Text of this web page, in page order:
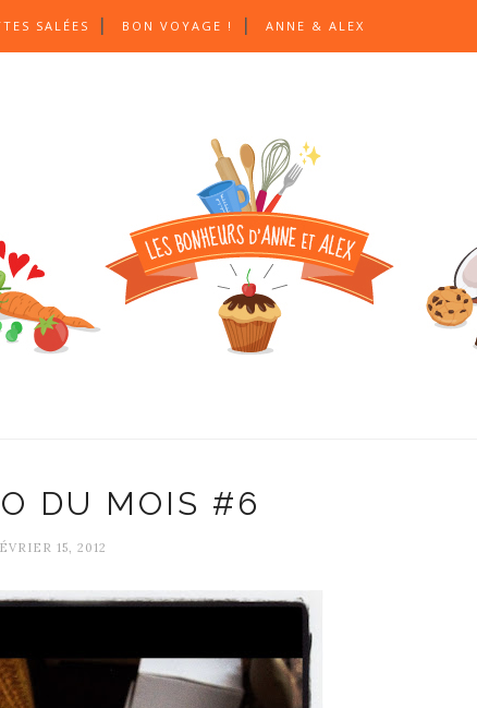
SALÉES BON VOYAGE ! ANNE & ALEX
DU MOIS #6
15, 2012